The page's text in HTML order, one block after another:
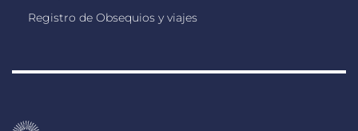
Registro de Obsequios y viajes